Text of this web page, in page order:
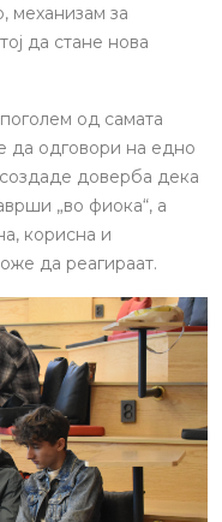
механизам за
да стане нова
од самата
да одговори на едно
доверба дека
„во фиока“, а
корисна и
да реагираат.